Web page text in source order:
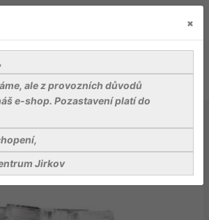
kapsy Broskev + Třešeň
×
ale z provozních důvodů
e-shop. Pozastavení platí do
Jirkov